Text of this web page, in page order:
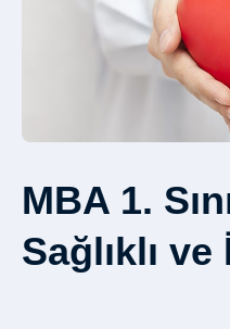
MBA 1.
Sağlıklı